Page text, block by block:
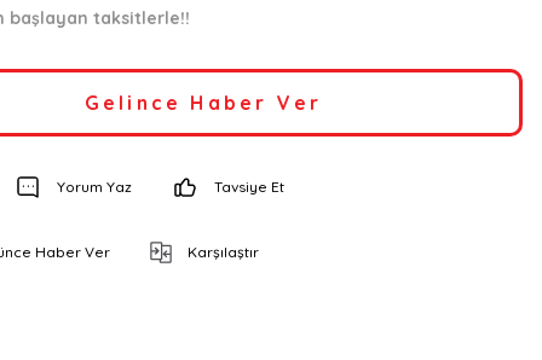
başlayan taksitlerle!!
Gelince Haber Ver
Yorum Yaz Tavsiye Et
Haber Ver Karşılaştır